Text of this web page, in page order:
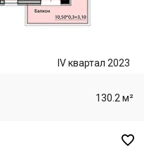
IV квартал 2023
130.2 м²
